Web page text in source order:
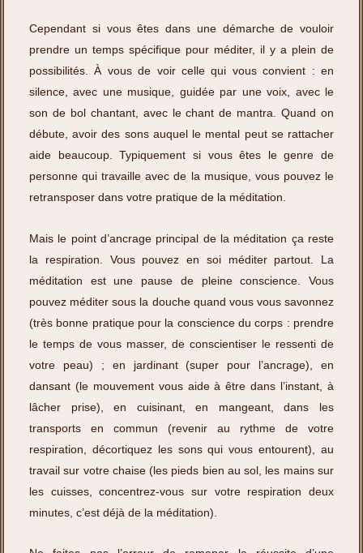
Cependant si vous êtes dans une démarche de vouloir
prendre un temps spécifique pour méditer, il y a plein de
possibilités. À vous de voir celle qui vous convient : en
silence, avec une musique, guidée par une voix, avec le
son de bol chantant, avec le chant de mantra. Quand on
débute, avoir des sons auquel le mental peut se rattacher
aide beaucoup. Typiquement si vous êtes le genre de
personne qui travaille avec de la musique, vous pouvez le
retransposer dans votre pratique de la méditation.
Mais le point d’ancrage principal de la méditation ça reste
la respiration. Vous pouvez en soi méditer partout. La
méditation est une pause de pleine conscience. Vous
pouvez méditer sous la douche quand vous vous savonnez
(très bonne pratique pour la conscience du corps : prendre
le temps de vous masser, de conscientiser le ressenti de
votre peau) ; en jardinant (super pour l’ancrage), en
dansant (le mouvement vous aide à être dans l’instant, à
lâcher prise), en cuisinant, en mangeant, dans les
transports en commun (revenir au rythme de votre
respiration, décortiquez les sons qui vous entourent), au
travail sur votre chaise (les pieds bien au sol, les mains sur
les cuisses, concentrez-vous sur votre respiration deux
minutes, c’est déjà de la méditation).